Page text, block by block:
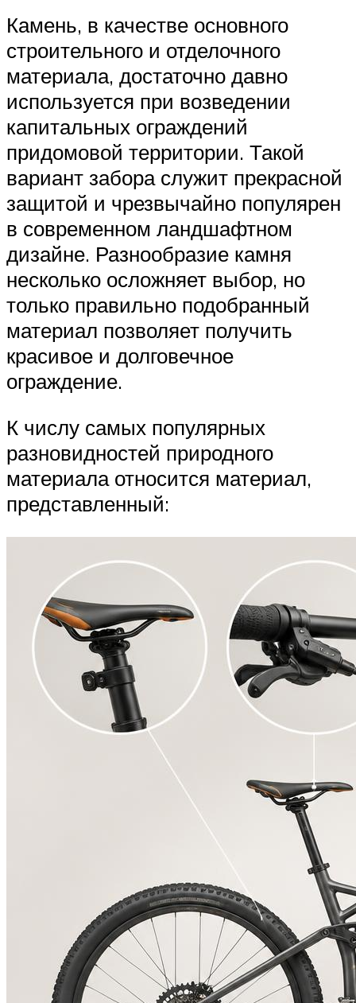
Камень, в качестве основного
строительного и отделочного
материала, достаточно давно
используется при возведении
капитальных ограждений
придомовой территории. Такой
вариант забора служит прекрасной
защитой и чрезвычайно популярен
в современном ландшафтном
дизайне. Разнообразие камня
несколько осложняет выбор, но
только правильно подобранный
материал позволяет получить
красивое и долговечное
ограждение.
К числу самых популярных
разновидностей природного
материала относится материал,
представленный: